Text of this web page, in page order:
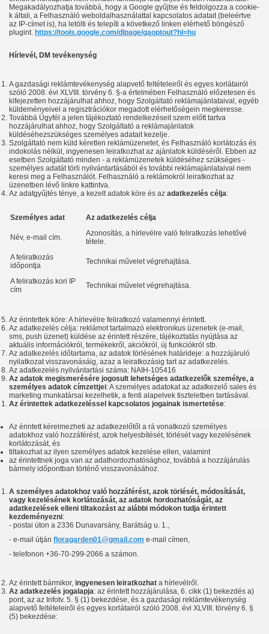
Megakadályozhatja továbbá, hogy a Google gyűjtse és feldolgozza a cookie-
k általi, a Felhasználó weboldalhasználattal kapcsolatos adatait (beleértve
az IP-címet is), ha letölti és telepíti a következő linken elérhető böngésző
plugint. https://tools.google.com/dlpage/gaoptout?hl=hu
Hírlevél, DM tevékenység
A gazdasági reklámtevékenység alapvető feltételeiről és egyes korlátairól
szóló 2008. évi XLVIII. törvény 6. §-a értelmében Felhasználó előzetesen és
kifejezetten hozzájárulhat ahhoz, hogy Szolgáltató reklámajánlataival, egyéb
küldeményeivel a regisztrációkor megadott elérhetőségein megkeresse.
Továbbá Ügyfél a jelen tájékoztató rendelkezéseit szem előtt tartva
hozzájárulhat ahhoz, hogy Szolgáltató a reklámajánlatok
küldéséhezszükséges személyes adatait kezelje.
Szolgáltató nem küld kéretlen reklámüzenetet, és Felhasználó korlátozás és
indokolás nélkül, ingyenesen leiratkozhat az ajánlatok küldéséről. Ebben az
esetben Szolgáltató minden - a reklámüzenetek küldéséhez szükséges -
személyes adatát törli nyilvántartásából és további reklámajánlataival nem
keresi meg a Felhasználót. Felhasználó a reklámokról leiratkozhat az
üzenetben lévő linkre kattintva.
Az adatgyűjtés ténye, a kezelt adatok köre és az adatkezelés célja:
Személyes adat Az adatkezelés célja
Név, e-mail cím.
Azonosítás, a hírlevélre való feliratkozás lehetővé
tétele.
A feliratkozás
időpontja
Technikai művelet végrehajtása.
A feliratkozás kori IP
cím
Technikai művelet végrehajtása.
Az érintettek köre: A hírlevélre feliratkozó valamennyi érintett.
Az adatkezelés célja: reklámot tartalmazó elektronikus üzenetek (e-mail,
sms, push üzenet) küldése az érintett részére, tájékoztatás nyújtása az
aktuális információkról, termékekről, akciókról, új funkciókról stb.
Az adatkezelés időtartama, az adatok törlésének határideje: a hozzájáruló
nyilatkozat visszavonásáig, azaz a leiratkozásig tart az adatkezelés.
Az adatkezelés nyilvántartási száma: NAIH-105416
Az adatok megismerésére jogosult lehetséges adatkezelők személye, a
személyes adatok címzettjei: A személyes adatokat az adatkezelő sales és
marketing munkatársai kezelhetik, a fenti alapelvek tiszteletben tartásával.
Az érintettek adatkezeléssel kapcsolatos jogainak ismertetése:
Az érintett kérelmezheti az adatkezelőtől a rá vonatkozó személyes
adatokhoz való hozzáférést, azok helyesbítését, törlését vagy kezelésének
korlátozását, és
tiltakozhat az ilyen személyes adatok kezelése ellen, valamint
az érintettnek joga van az adathordozhatósághoz, továbbá a hozzájárulás
bármely időpontban történő visszavonásához.
A személyes adatokhoz való hozzáférést, azok törlését, módosítását,
vagy kezelésének korlátozását, az adatok hordozhatóságát, az
adatkezelések elleni tiltakozást az alábbi módokon tudja érintett
kezdeményezni:
- postai úton a 2336 Dunavarsány, Barátság u. 1.
- e-mail útján floragarden01@gmail.com e-mail címen,
- telefonon +36-70-299-2066 a számon.
Az érintett bármikor, ingyenesen leiratkozhat a hírlevélről.
Az adatkezelés jogalapja: az érintett hozzájárulása, 6. cikk (1) bekezdés a)
pont, az az Infotv. 5. § (1) bekezdése, és a gazdasági reklámtevékenység
alapvető feltételeiről és egyes korlátairól szóló 2008. évi XLVIII. törvény 6. §
(5) bekezdése: